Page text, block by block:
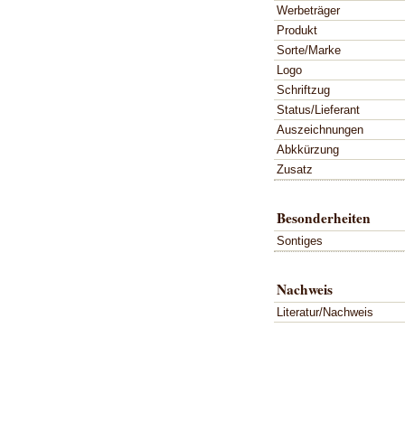
Werbeträger
Produkt
Sorte/Marke
Logo
Schriftzug
Status/Lieferant
Auszeichnungen
Abkkürzung
Zusatz
Besonderheiten
Sontiges
Nachweis
Literatur/Nachweis